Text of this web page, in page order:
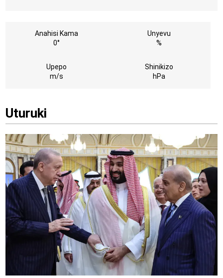
Anahisi Kama
0°
Unyevu
%
Upepo
m/s
Shinikizo
hPa
Uturuki